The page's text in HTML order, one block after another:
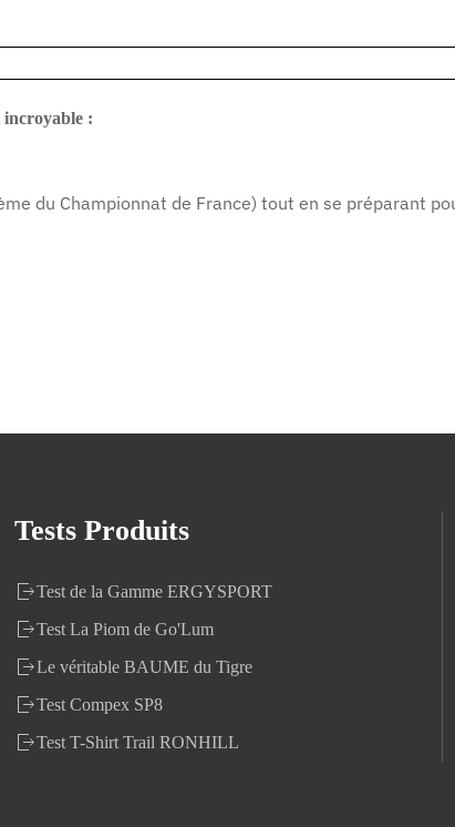
incroyable :
du Championnat de France) tout en se préparant
Tests Produits
Test de la Gamme ERGYSPORT
Test La Piom de Go'Lum
Le véritable BAUME du Tigre
Test Compex SP8
Test T-Shirt Trail RONHILL